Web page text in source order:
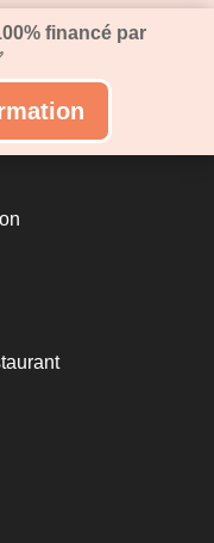
financé par